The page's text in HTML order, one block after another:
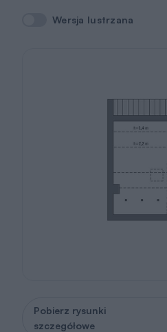
Wersja lustrzana
Wersja lustrzana
Pobierz rysunki
szczegółowe